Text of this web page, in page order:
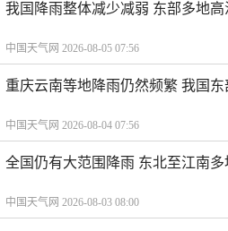
我国降雨整体减少减弱 东部多地
中国天气网 2026-08-05 07:56
重庆云南等地降雨仍然频繁 我国
中国天气网 2026-08-04 07:56
全国仍有大范围降雨 东北至江南
中国天气网 2026-08-03 08:00